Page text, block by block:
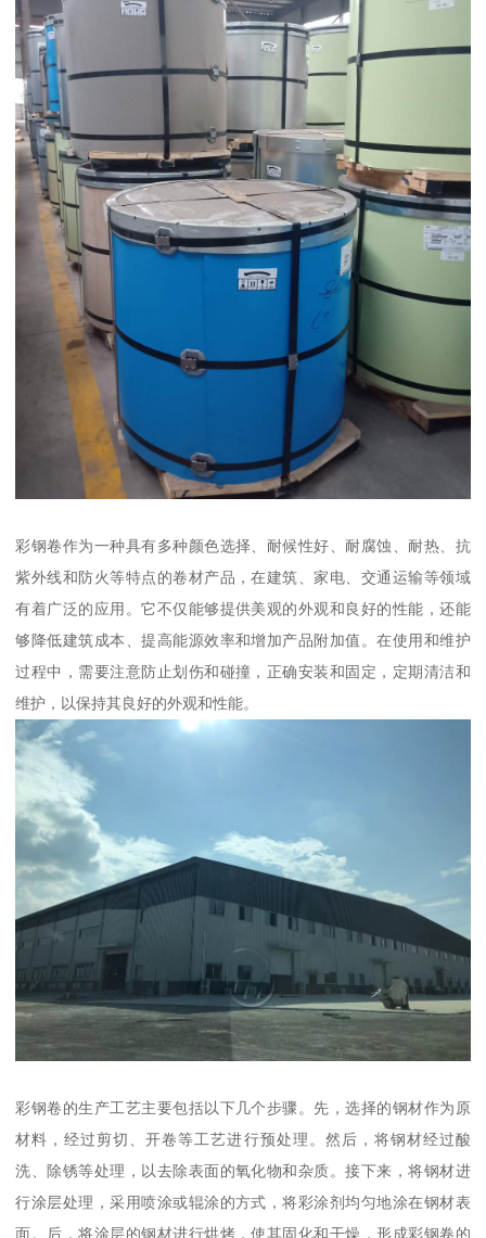
彩钢卷作为一种具有多种颜色选择、耐候性好、耐腐蚀、耐热、抗
紫外线和防火等特点的卷材产品，在建筑、家电、交通运输等领域
有着广泛的应用。它不仅能够提供美观的外观和良好的性能，还能
够降低建筑成本、提高能源效率和增加产品附加值。在使用和维护
过程中，需要注意防止划伤和碰撞，正确安装和固定，定期清洁和
维护，以保持其良好的外观和性能。
彩钢卷的生产工艺主要包括以下几个步骤。先，选择的钢材作为原
材料，经过剪切、开卷等工艺进行预处理。然后，将钢材经过酸
洗、除锈等处理，以去除表面的氧化物和杂质。接下来，将钢材进
行涂层处理，采用喷涂或辊涂的方式，将彩涂剂均匀地涂在钢材表
面。后，将涂层的钢材进行烘烤，使其固化和干燥，形成彩钢卷的